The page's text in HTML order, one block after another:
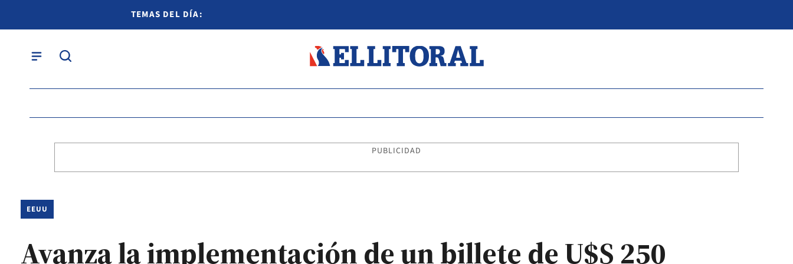
TEMAS DEL DÍA:
PUBLICIDAD
EEUU
Avanza la implementación de un billete de U$S 250